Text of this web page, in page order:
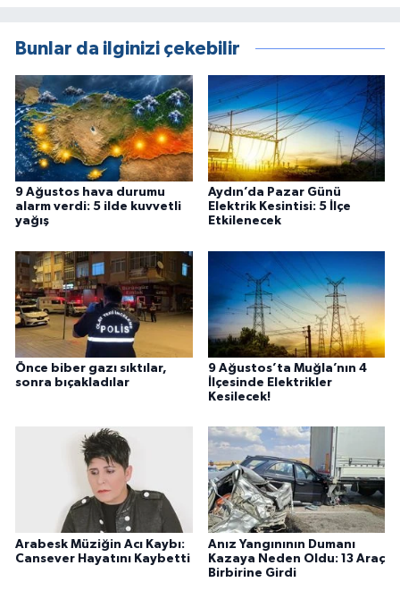
Bunlar da ilginizi çekebilir
9 Ağustos hava durumu
alarm verdi: 5 ilde kuvvetli
yağış
Aydın’da Pazar Günü
Elektrik Kesintisi: 5 İlçe
Etkilenecek
Önce biber gazı sıktılar,
sonra bıçakladılar
9 Ağustos’ta Muğla’nın 4
İlçesinde Elektrikler
Kesilecek!
Arabesk Müziğin Acı Kaybı:
Cansever Hayatını Kaybetti
Anız Yangınının Dumanı
Kazaya Neden Oldu: 13 Araç
Birbirine Girdi